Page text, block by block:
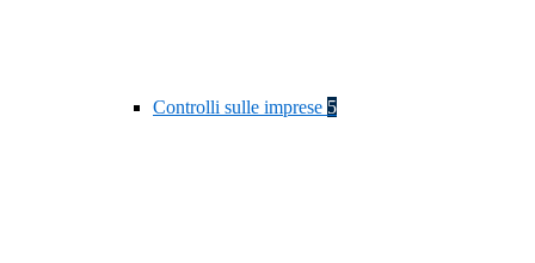
Controlli sulle imprese 5